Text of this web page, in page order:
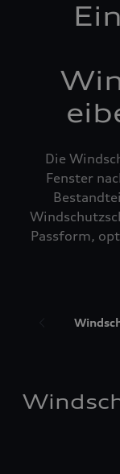
Die
Fenster
Passform,